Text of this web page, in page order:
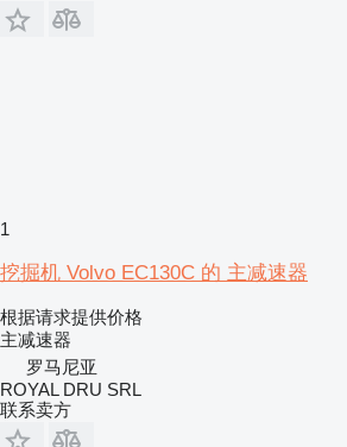
1
挖掘机 Volvo EC130C 的 主减速器
根据请求提供价格
主减速器
罗马尼亚
ROYAL DRU SRL
联系卖方